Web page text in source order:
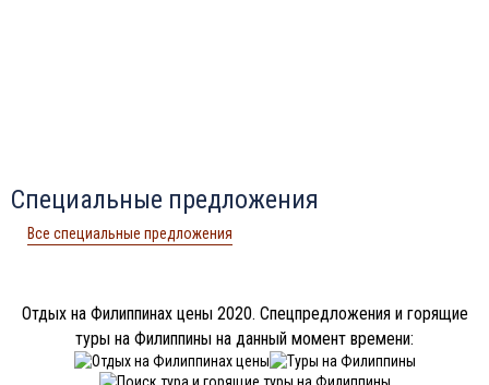
Специальные предложения
Все специальные предложения
Отдых на Филиппинах цены 2020. Спецпредложения и горящие
туры на Филиппины на данный момент времени: